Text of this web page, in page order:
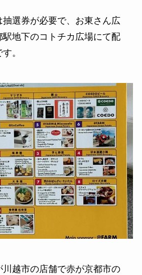
選券が必要で、お東さん広
地下のコトチカ広場にて配
。
越市の店舗で赤が京都市の